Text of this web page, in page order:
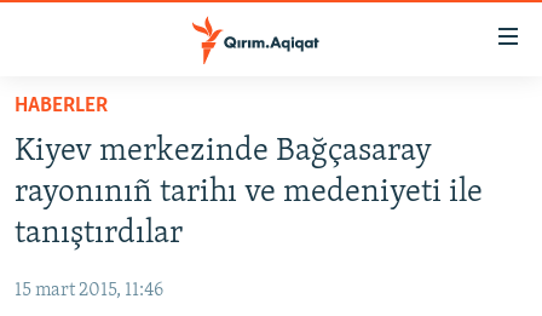
Esas
qaytmaq
Baş
navigatsiyağa
qaytmaq
Qıdıruvğa
SİYASET
İQTİSADİYAT
MEDENİYET
HABERLER
Kiyev merkezinde Bağçasaray
rayonınıñ tarihı ve medeniyeti ile
tanıştırdılar
15 mart 2015, 11:46